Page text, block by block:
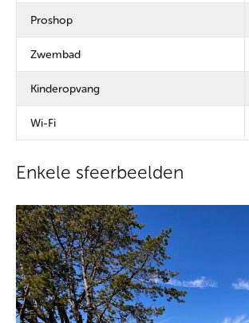
Proshop
Zwembad
Kinderopvang
Wi-Fi
Enkele sfeerbeelden
benadrukken de elegantie en uitnodigende
zijn gemaakt door belangrijke supporters,
online casino's. Deze samenwerkingen
en evenementen mogelijk gemaakt die de
entertainment vastleggen: online gokken biedt
unieke manier om zich te engageren,
een premium lifestyle te vieren. En bekend